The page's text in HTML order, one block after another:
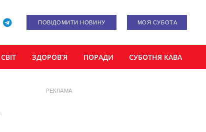
ПОВІДОМИТИ НОВИНУ МОЯ СУБОТА
СВІТ ЗДОРОВ’Я ПОРАДИ СУБОТНЯ КАВА
РЕКЛАМА